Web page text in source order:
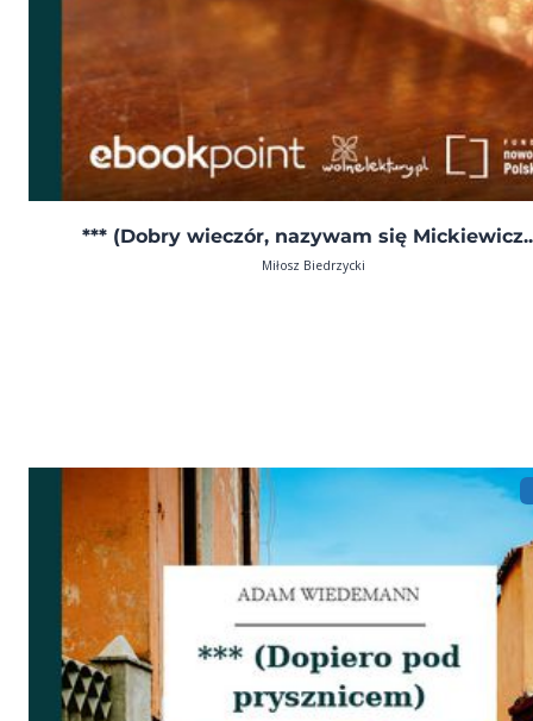
*** (Dobry wieczór, nazywam się
Miłosz Biedrzycki